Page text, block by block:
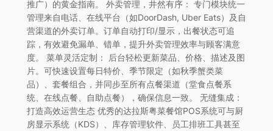
推广）的黄金指南。 外卖管理，井然有序： 专门模块统一
管理来自电话、在线平台（如DoorDash, Uber Eats）及自
营渠道的外卖订单。订单自动打印/显示，出餐状态可追
踪，有效避免漏单、错单，提升外卖管理效率与顾客满意
度。 菜单灵活定制： 后台轻松更新菜品、价格、描述及图
片。可快速设置每日特价、季节限定（如秋季蟹类菜
品）、套餐组合，并同步至所有点餐渠道（堂食点餐系
统、在线点餐、自助点餐），确保信息一致。 无缝集成：
打造高效运营生态 优秀的达拉斯粤菜餐馆POS系统可与厨
房显示系统（KDS）、库存管理软件、员工排班工具甚至